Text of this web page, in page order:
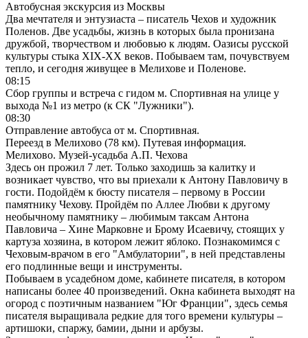
Автобусная экскурсия из Москвы
Два мечтателя и энтузиаста – писатель Чехов и художник
Поленов. Две усадьбы, жизнь в которых была пронизана
дружбой, творчеством и любовью к людям. Оазисы русской
культуры стыка XIX-XX веков. Побываем там, почувствуем
тепло, и сегодня живущее в Мелихове и Поленове.
08:15
Сбор группы и встреча с гидом м. Спортивная на улице у
выхода №1 из метро (к СК "Лужники").
08:30
Отправление автобуса от м. Спортивная.
Переезд в Мелихово (78 км). Путевая информация.
Мелихово. Музей-усадьба А.П. Чехова
Здесь он прожил 7 лет. Только заходишь за калитку и
возникает чувство, что вы приехали к Антону Павловичу в
гости. Подойдём к бюсту писателя – первому в России
памятнику Чехову. Пройдём по Аллее Любви к другому
необычному памятнику – любимым таксам Антона
Павловича – Хине Марковне и Брому Исаевичу, стоящих у
картуза хозяина, в котором лежит яблоко. Познакомимся с
Чеховым-врачом в его "Амбулатории", в ней представлены
его подлинные вещи и инструменты.
Побываем в усадебном доме, кабинете писателя, в котором
написаны более 40 произведений. Окна кабинета выходят на
огород с поэтичным названием "Юг Франции", здесь семья
писателя выращивала редкие для того времени культуры –
артишоки, спаржу, бамии, дыни и арбузы.